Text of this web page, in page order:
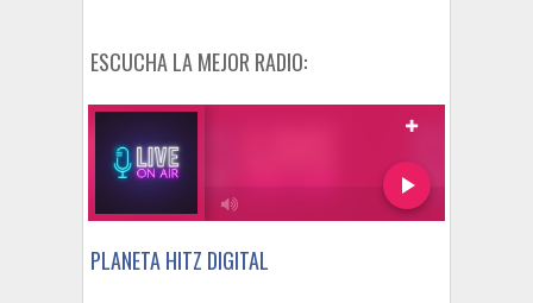
ESCUCHA LA MEJOR RADIO:
PLANETA HITZ DIGITAL